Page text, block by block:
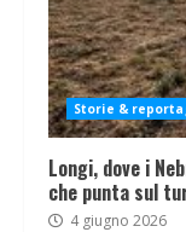
Storie &
Longi, dove i
che punta sul
4 giugno 2026